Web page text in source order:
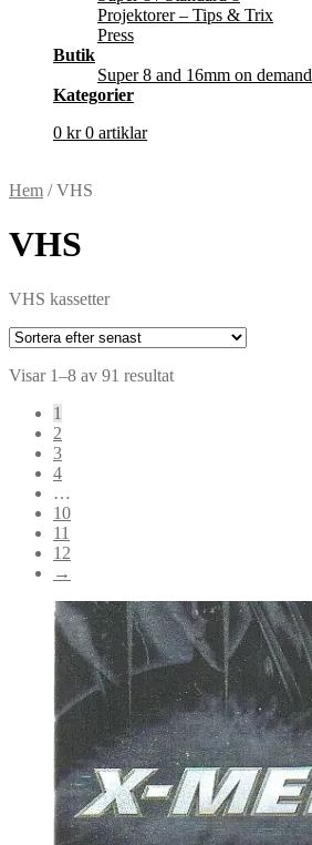
Projektorer – Tips & Trix
Press
Butik
Super 8 and 16mm on demand
Kategorier
0 kr 0 artiklar
Hem /VHS
VHS
VHS kassetter
Visar 1–8 av 91 resultatSortera
1
2
3
4
…
10
11
12
→